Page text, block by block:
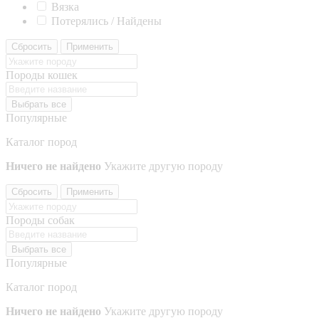
Вязка
Потерялись / Найдены
Сбросить Применить
Породы кошек
Выбрать все
Популярные
Каталог пород
Ничего не найдено Укажите другую породу
Сбросить Применить
Породы собак
Выбрать все
Популярные
Каталог пород
Ничего не найдено Укажите другую породу